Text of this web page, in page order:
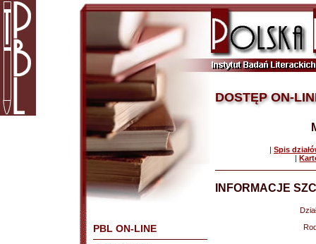
PBL ON-LINE
DOSTĘP ON-
| Spis
|
INFORMACJE